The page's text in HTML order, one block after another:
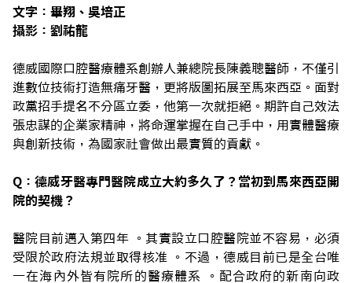
文字：畢翔、吳培正
攝影：劉祐龍
德威國際口腔醫療體系創辦人兼總院長陳義聰醫師，不僅引
進數位技術打造無痛牙醫，更將版圖拓展至馬來西亞。面對
政黨招手提名不分區立委，他第一次就拒絕。期許自己效法
張忠謀的企業家精神，將命運掌握在自己手中，用實體醫療
與創新技術，為國家社會做出最實質的貢獻。
Q：德威牙醫專門醫院成立大約多久了？當初到馬來西亞開
院的契機？
醫院目前邁入第四年 。其實設立口腔醫院並不容易，必須
受限於政府法規並取得核准 。不過，德威目前已是全台唯
一在海內外皆有院所的醫療體系 。配合政府的新南向政